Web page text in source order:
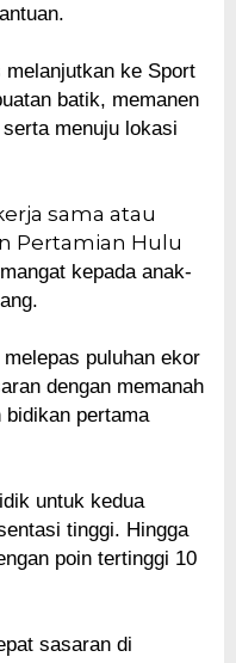
melanjutkan ke Sport
batik, memanen
menuju lokasi
sama atau
Pertamian Hulu
kepada anak-
puluhan ekor
dengan memanah
bidikan pertama
untuk kedua
tinggi. Hingga
poin tertinggi 10
sasaran di